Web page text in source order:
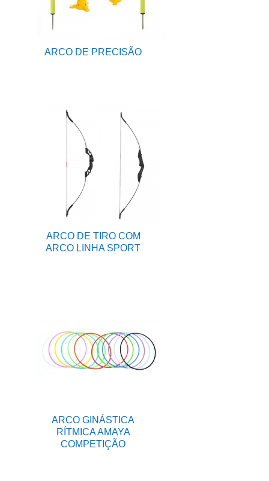
ARCO DE PRECISÃO
ARCO DE TIRO COM
ARCO LINHA SPORT
ARCO GINÁSTICA
RÍTMICA AMAYA
COMPETIÇÃO